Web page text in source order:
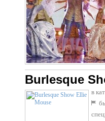
Burlesque
в